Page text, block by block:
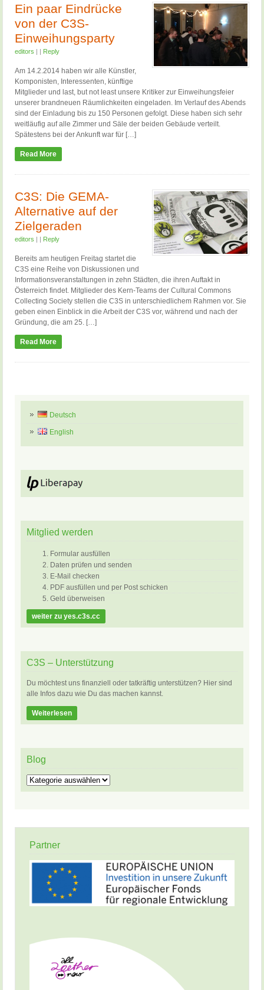
Ein paar Eindrücke
von der C3S-
Einweihungsparty
editors | | Reply
Am 14.2.2014 haben wir alle Künstler,
Komponisten, Interessenten, künftige
Mitglieder und last, but not least unsere Kritiker zur Einweihungsfeier
unserer brandneuen Räumlichkeiten eingeladen. Im Verlauf des Abends
sind der Einladung bis zu 150 Personen gefolgt. Diese haben sich sehr
weitläufig auf alle Zimmer und Säle der beiden Gebäude verteilt.
Spätestens bei der Ankunft war für […]
Read More
C3S: Die GEMA-
Alternative auf der
Zielgeraden
editors | | Reply
Bereits am heutigen Freitag startet die
C3S eine Reihe von Diskussionen und
Informationsveranstaltungen in zehn Städten, die ihren Auftakt in
Österreich findet. Mitglieder des Kern-Teams der Cultural Commons
Collecting Society stellen die C3S in unterschiedlichem Rahmen vor. Sie
geben einen Einblick in die Arbeit der C3S vor, während und nach der
Gründung, die am 25. […]
Read More
Deutsch
English
Mitglied werden
Formular ausfüllen
Daten prüfen und senden
E-Mail checken
PDF ausfüllen und per Post schicken
Geld überweisen
weiter zu yes.c3s.cc
C3S – Unterstützung
Du möchtest uns finanziell oder tatkräftig unterstützen? Hier sind
alle Infos dazu wie Du das machen kannst.
Weiterlesen
Blog
Blog
Partner